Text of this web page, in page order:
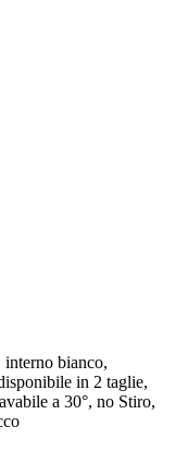
interno bianco,
in 2 taglie,
a 30°, no Stiro,